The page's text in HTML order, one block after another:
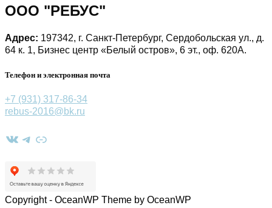
ООО "РЕБУС"
Адрес: 197342, г. Санкт-Петербург, Сердобольская ул., д.
64 к. 1, Бизнес центр «Белый остров», 6 эт., оф. 620А.
Телефон и электронная почта
+7 (931) 317-86-34
rebus-2016@bk.ru
ВКонтакте
Telegram
Ссылка
Copyright - OceanWP Theme by OceanWP